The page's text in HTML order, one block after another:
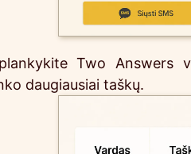
Two Answers
daugiausiai taškų.